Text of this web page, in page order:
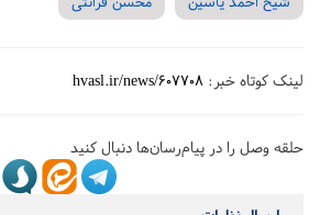
لینک کوتاه خبر: hvasl.ir/news/607708
حلقه وصل را در پیام‌رسان‌ها دنبال کنید